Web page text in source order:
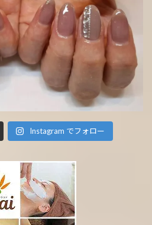
Instagram でフォロー